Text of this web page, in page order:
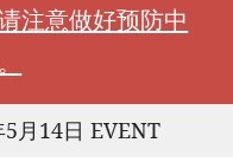
注意做好预防中
5月14日 EVENT